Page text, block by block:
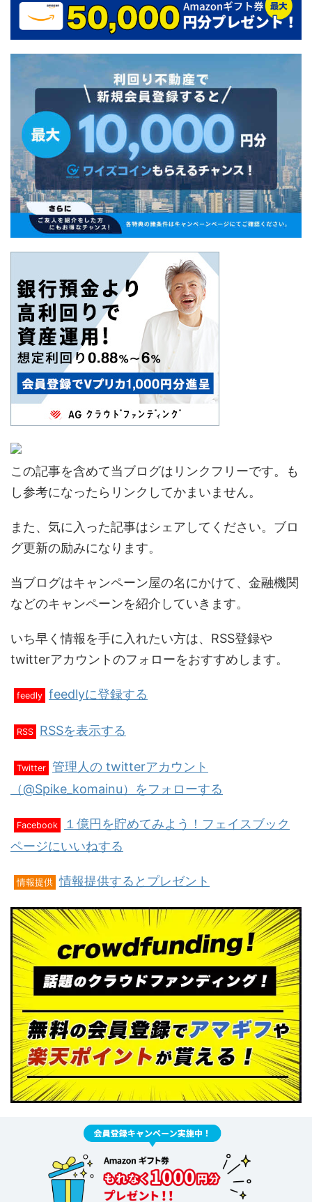
この記事を含めて当ブログはリンクフリーです。も
し参考になったらリンクしてかまいません。
また、気に入った記事はシェアしてください。ブロ
グ更新の励みになります。
当ブログはキャンペーン屋の名にかけて、金融機関
などのキャンペーンを紹介していきます。
いち早く情報を手に入れたい方は、RSS登録や
twitterアカウントのフォローをおすすめします。
feedly feedlyに登録する
RSS RSSを表示する
Twitter 管理人の twitterアカウント
（@Spike_komainu）をフォローする
Facebook
１億円を貯めてみよう！フェイスブック
ページにいいねする
情報提供 情報提供するとプレゼント